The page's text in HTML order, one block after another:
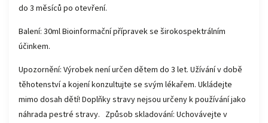
do 3 měsíců po otevření.
Balení: 30ml Bioinformační přípravek se širokospektrálním
účinkem.
Upozornění: Výrobek není určen dětem do 3 let. Užívání v době
těhotenství a kojení konzultujte se svým lékařem. Ukládejte
mimo dosah dětí! Doplňky stravy nejsou určeny k používání jako
náhrada pestré stravy. Způsob skladování: Uchovávejte v